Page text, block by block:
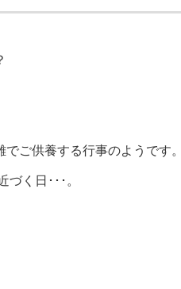
ご供養する行事のようです。
く日･･･。